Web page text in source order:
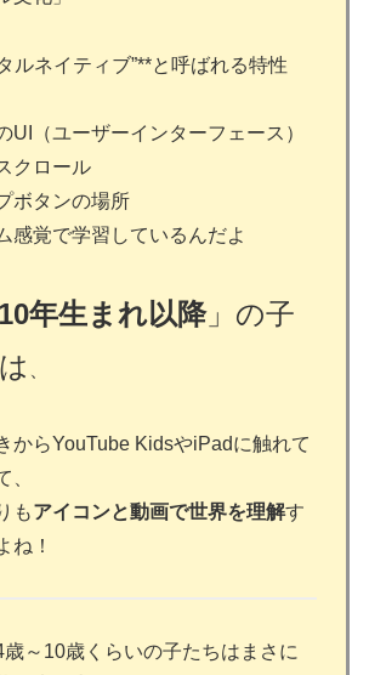
ルネイティブ”**と呼ばれる特性
UI（ユーザーインターフェース）
クロール
ボタンの場所
感覚で学習しているんだよ
年生まれ以降」の子
からYouTube KidsやiPadに触れて
、
もアイコンと動画で世界を理解す
ね！
～10歳くらいの子たちはまさに